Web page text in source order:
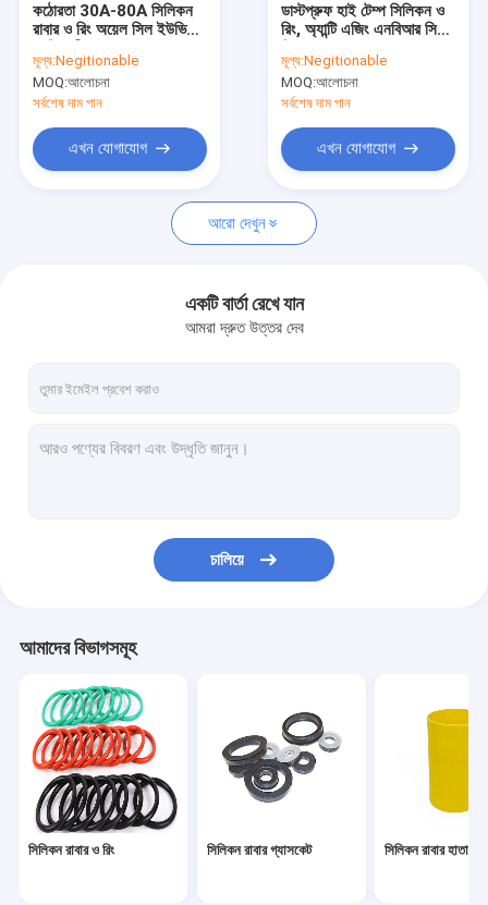
যোগাযোগ করুন
মামলা
ফিটনেস বডি বিল্ডিং
মেডিকেল সিলিকন রাবার
নমনীয় সিলিকন টিউবিং
সিলিকন রাবার কর্ড
নিওপ্রিন ও রিং
কঠোরতা 30A-80A সিলিকন
রাবার ও রিং অয়েল সিল ইউভি
মূল্য:Negitionable
MOQ:আলোচনা
সর্বশেষ দাম পান
এখন যোগাযোগ
ডাস্টপ্রুফ হাই টেম্প সিলিকন ও
রিং, অ্যান্টি এজিং এনবিআর সিলিং
মূল্য:Negitionable
MOQ:আলোচনা
সর্বশেষ দাম পান
এখন যোগাযোগ
আরো দেখুন
একটি বার্তা রেখে যান
আমরা দ্রুত উত্তর দেব
চালিয়ে
আমাদের বিভাগসমূহ
সিলিকন রাবার ও রিং সিলিকন রাবার গ্যাসকেট সিলিকন রাবার হাতা